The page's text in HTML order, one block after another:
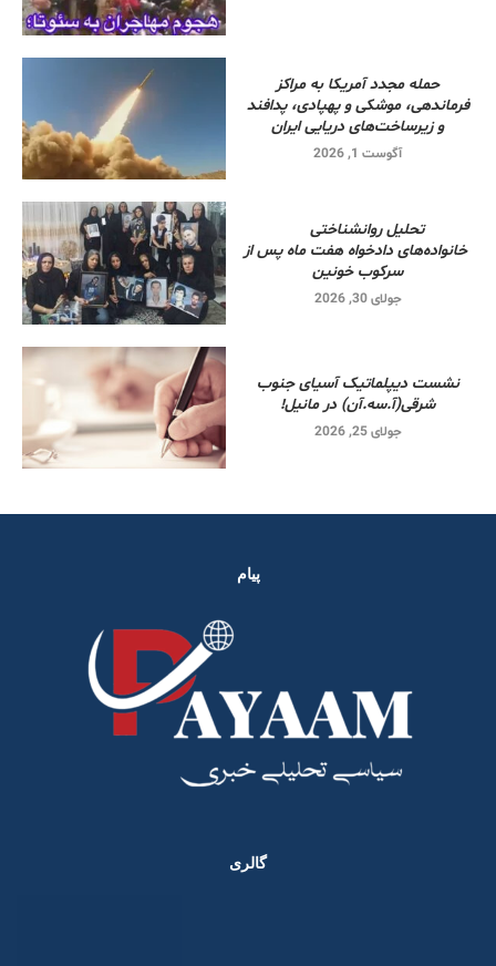
حمله مجدد آمریکا به مراکز
فرماندهی، موشکی و پهپادی، پدافند
و زیرساخت‌های دریایی ایران
آگوست 1, 2026
تحلیل روانشناختی
خانواده‌های دادخواه هفت ماه پس از
سرکوب خونین
جولای 30, 2026
نشست دیپلماتیک آسیای جنوب
شرقی‌(آ.سه.آن) در مانیل!
جولای 25, 2026
پیام
گالری